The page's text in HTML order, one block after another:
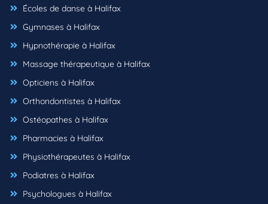
Écoles de danse à Halifax
Gymnases à Halifax
Hypnothérapie à Halifax
Massage thérapeutique à Halifax
Opticiens à Halifax
Orthondontistes à Halifax
Ostéopathes à Halifax
Pharmacies à Halifax
Physiothérapeutes à Halifax
Podiatres à Halifax
Psychologues à Halifax